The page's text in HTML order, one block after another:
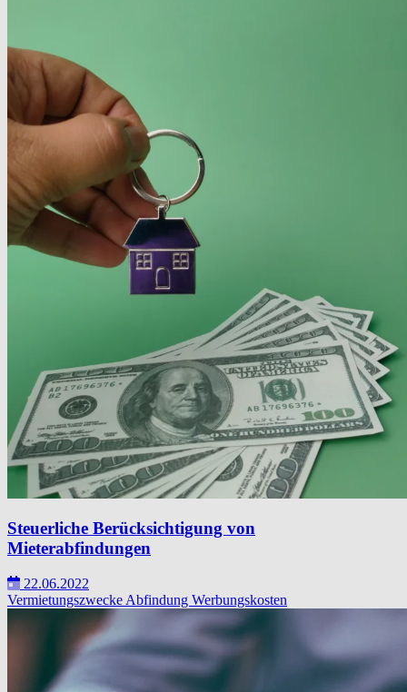
Steuerliche Berücksichtigung von
Mieterabfindungen
22.06.2022
Vermietungszwecke Abfindung Werbungskosten